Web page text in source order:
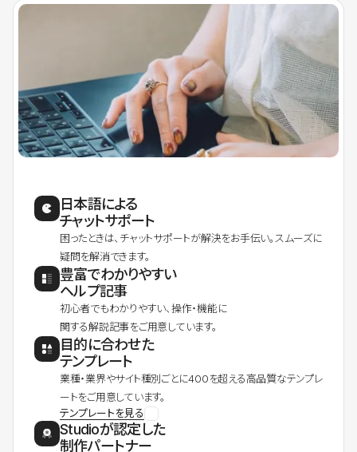
日本語による
チャットサポート
困ったときは、チャットサポートが解決をお手伝い。スムーズに
疑問を解消できます。
豊富でわかりやすい
ヘルプ記事
初心者でもわかりやすい、操作・機能に
関する解説記事をご用意しています。
目的に合わせた
テンプレート
業種・業界やサイト種別ごとに400を超える高品質なテンプレ
ートをご用意しています。
テンプレートを見る
Studioが認定した
制作パートナー